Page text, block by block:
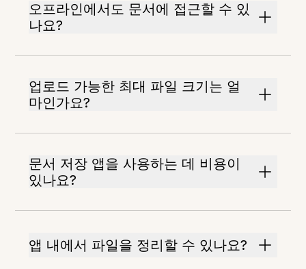
오프라인에서도 문서에 접근할 수 있
나요?
업로드 가능한 최대 파일 크기는 얼
마인가요?
문서 저장 앱을 사용하는 데 비용이
있나요?
앱 내에서 파일을 정리할 수 있나요?